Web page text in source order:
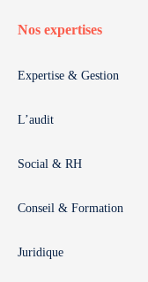
Nos expertises
Expertise & Gestion
L’audit
Social & RH
Conseil & Formation
Juridique